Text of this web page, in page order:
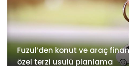
İv Kandilli'de yaşam yakında